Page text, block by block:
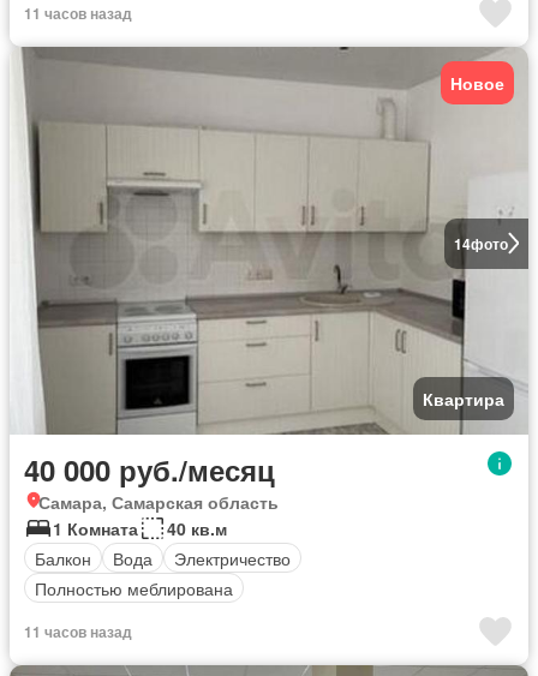
11 часов назад
14фото
Новое
Квартира
40 000 руб./месяц
Самара, Самарская область
1 Комната
40 кв.м
Балкон
Вода
Электричество
Полностью меблирована
11 часов назад